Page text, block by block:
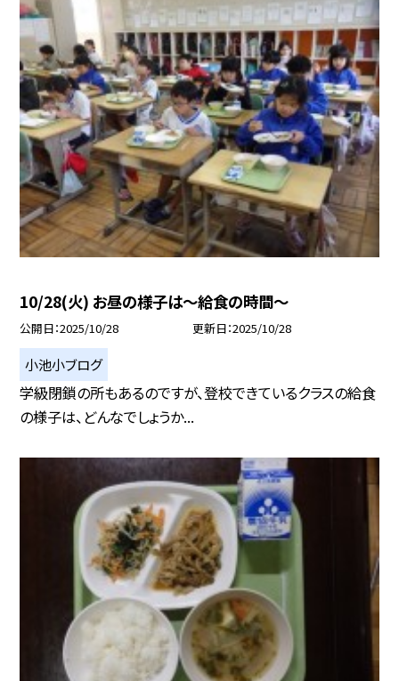
10/28(火) お昼の様子は〜給食の時間〜
公開日 2025/10/28 更新日 2025/10/28
小池小ブログ
学級閉鎖の所もあるのですが、登校できているクラスの給食
の様子は、どんなでしょうか...